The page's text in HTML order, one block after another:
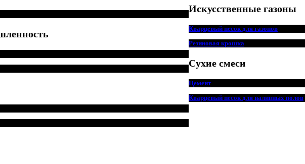
Искусственные газоны
Кварцевый песок для газонов
Резиновая крошка
Сухие смеси
Цемент
Кварцевый песок для наливных полов